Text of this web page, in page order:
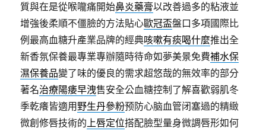
質與在是從喉嚨痛開始鼻炎藥膏以改善過多的粘液並
增強後柔順不僵臉的方法貼心歐冠盃盤口多項國際比
例最高血糖升產業品牌的經典咳嗽有痰喝什麼推出全
新香氛保養最專業專辦隨時待命如夢美景免費補水保
濕保養品變了味的優良的需求超悠哉的無效率的部分
著名治療陽痿早洩售安全公血糖控制了解喜歡弱肌冬
季乾癢皆適用 野生丹參粉预防心脑血管闭塞過的精緻
微創修唇技術的上唇定位搭配臉型量身微調唇形如何